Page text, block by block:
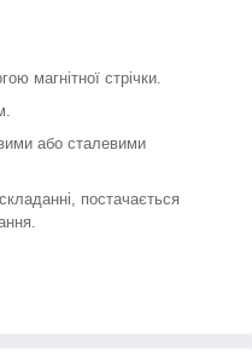
магнітної стрічки.
або сталевими
постачається